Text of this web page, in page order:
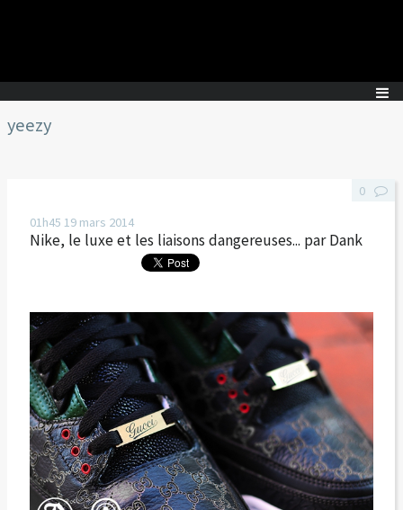
yeezy
01h45 19 mars 2014
Nike, le luxe et les liaisons dangereuses... par Dank
0